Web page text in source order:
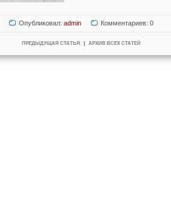
Опубликовал: admin Комментариев: 0
ПРЕДЫДУЩАЯ СТАТЬЯ АРХИВ ВСЕХ СТАТЕЙ